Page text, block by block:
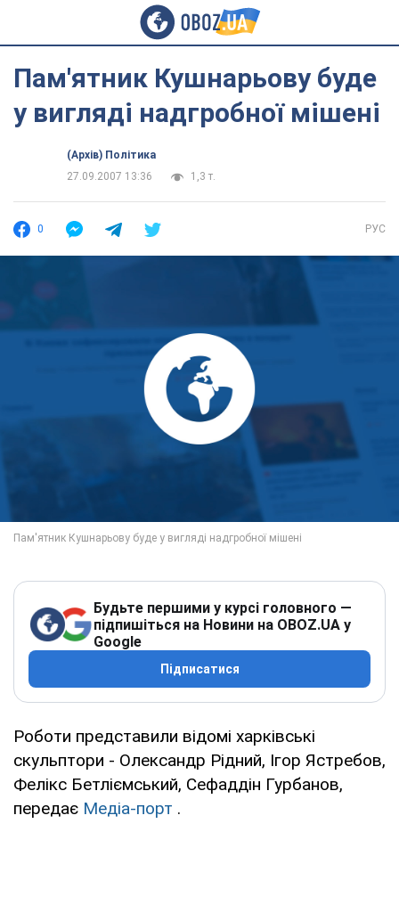
Пам'ятник Кушнарьову буде
у вигляді надгробної мішені
(Архів) Політика
27.09.2007 13:36
1,3 т.
0 РУС
Будьте першими у курсі головного —
підпишіться на Новини на OBOZ.UA у
Google
Підписатися
Роботи представили відомі харківські
скульптори - Олександр Рідний, Ігор Ястребов,
Фелікс Бетліємський, Сефаддін Гурбанов,
передає Медіа-порт .